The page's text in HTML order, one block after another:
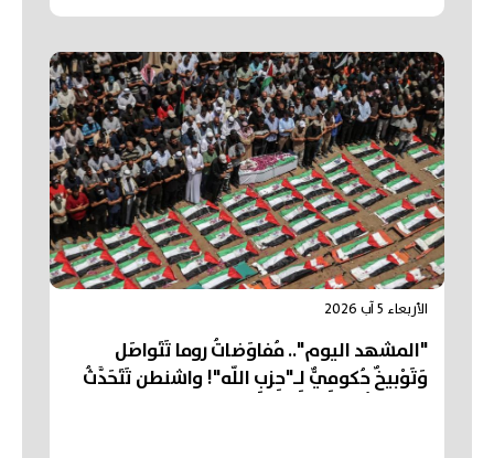
الأربعاء 5 آب 2026
"المشهد اليوم".. مُفاوَضاتُ روما تَتَواصَل
وَتَوْبيخٌ حُكومِيٌّ لِـ"حِزبِ اللّه"! واشنطن تَتَحَدَّثُ